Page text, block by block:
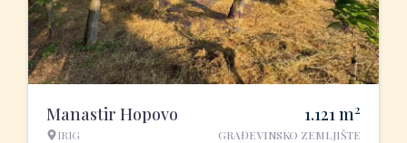
Manastir Hopovo
IRIG
1.121m2
GRAĐEVINSKO ZEMLJIŠTE